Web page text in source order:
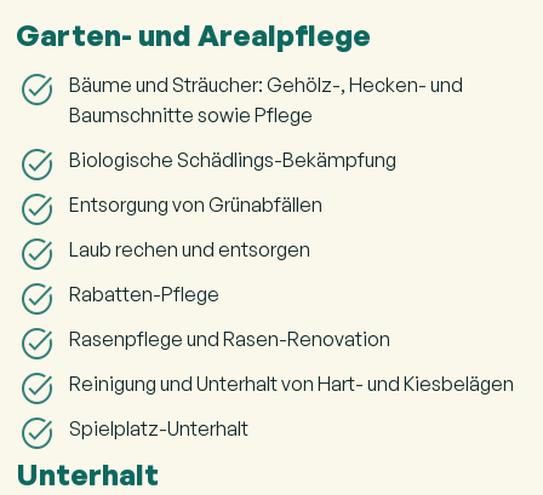
Garten- und Arealpflege
Bäume und Sträucher: Gehölz-, Hecken- und
Baumschnitte sowie Pflege
Biologische Schädlings-Bekämpfung
Entsorgung von Grünabfällen
Laub rechen und entsorgen
Rabatten-Pflege
Rasenpflege und Rasen-Renovation
Reinigung und Unterhalt von Hart- und Kiesbelägen
Spielplatz-Unterhalt
Unterhalt